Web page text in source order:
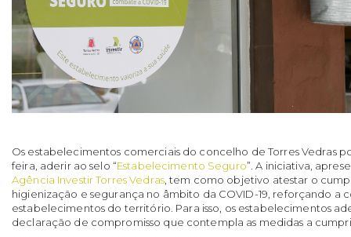
Os estabelecimentos comerciais do concelho de Torres Vedras
feira, aderir ao selo “Estabelecimento Seguro”. A iniciativa,
Agência Investir Torres Vedras, tem como objetivo atestar o
higienização e segurança no âmbito da COVID-19, reforçando a
estabelecimentos do território. Para isso, os estabelecimentos
declaração de compromisso que contempla as medidas a